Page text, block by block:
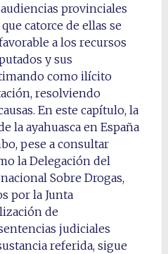
provinciales
catorce de ellas se
a los recursos
y sus
como ilícito
resolviendo
En este capítulo, la
la ayahuasca en España
pese a consultar
la Delegación del
Sobre Drogas,
por la Junta
de
judiciales
referida, sigue